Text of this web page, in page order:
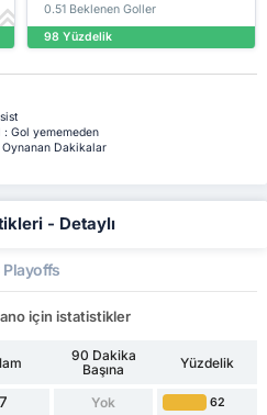
0.51 Beklenen Goller
98 Yüzdelik
: Gol yememeden
Dakikalar
- Detaylı
Playoffs
için istatistikler
90 Dakika
Başına
Yüzdelik
Yok 62